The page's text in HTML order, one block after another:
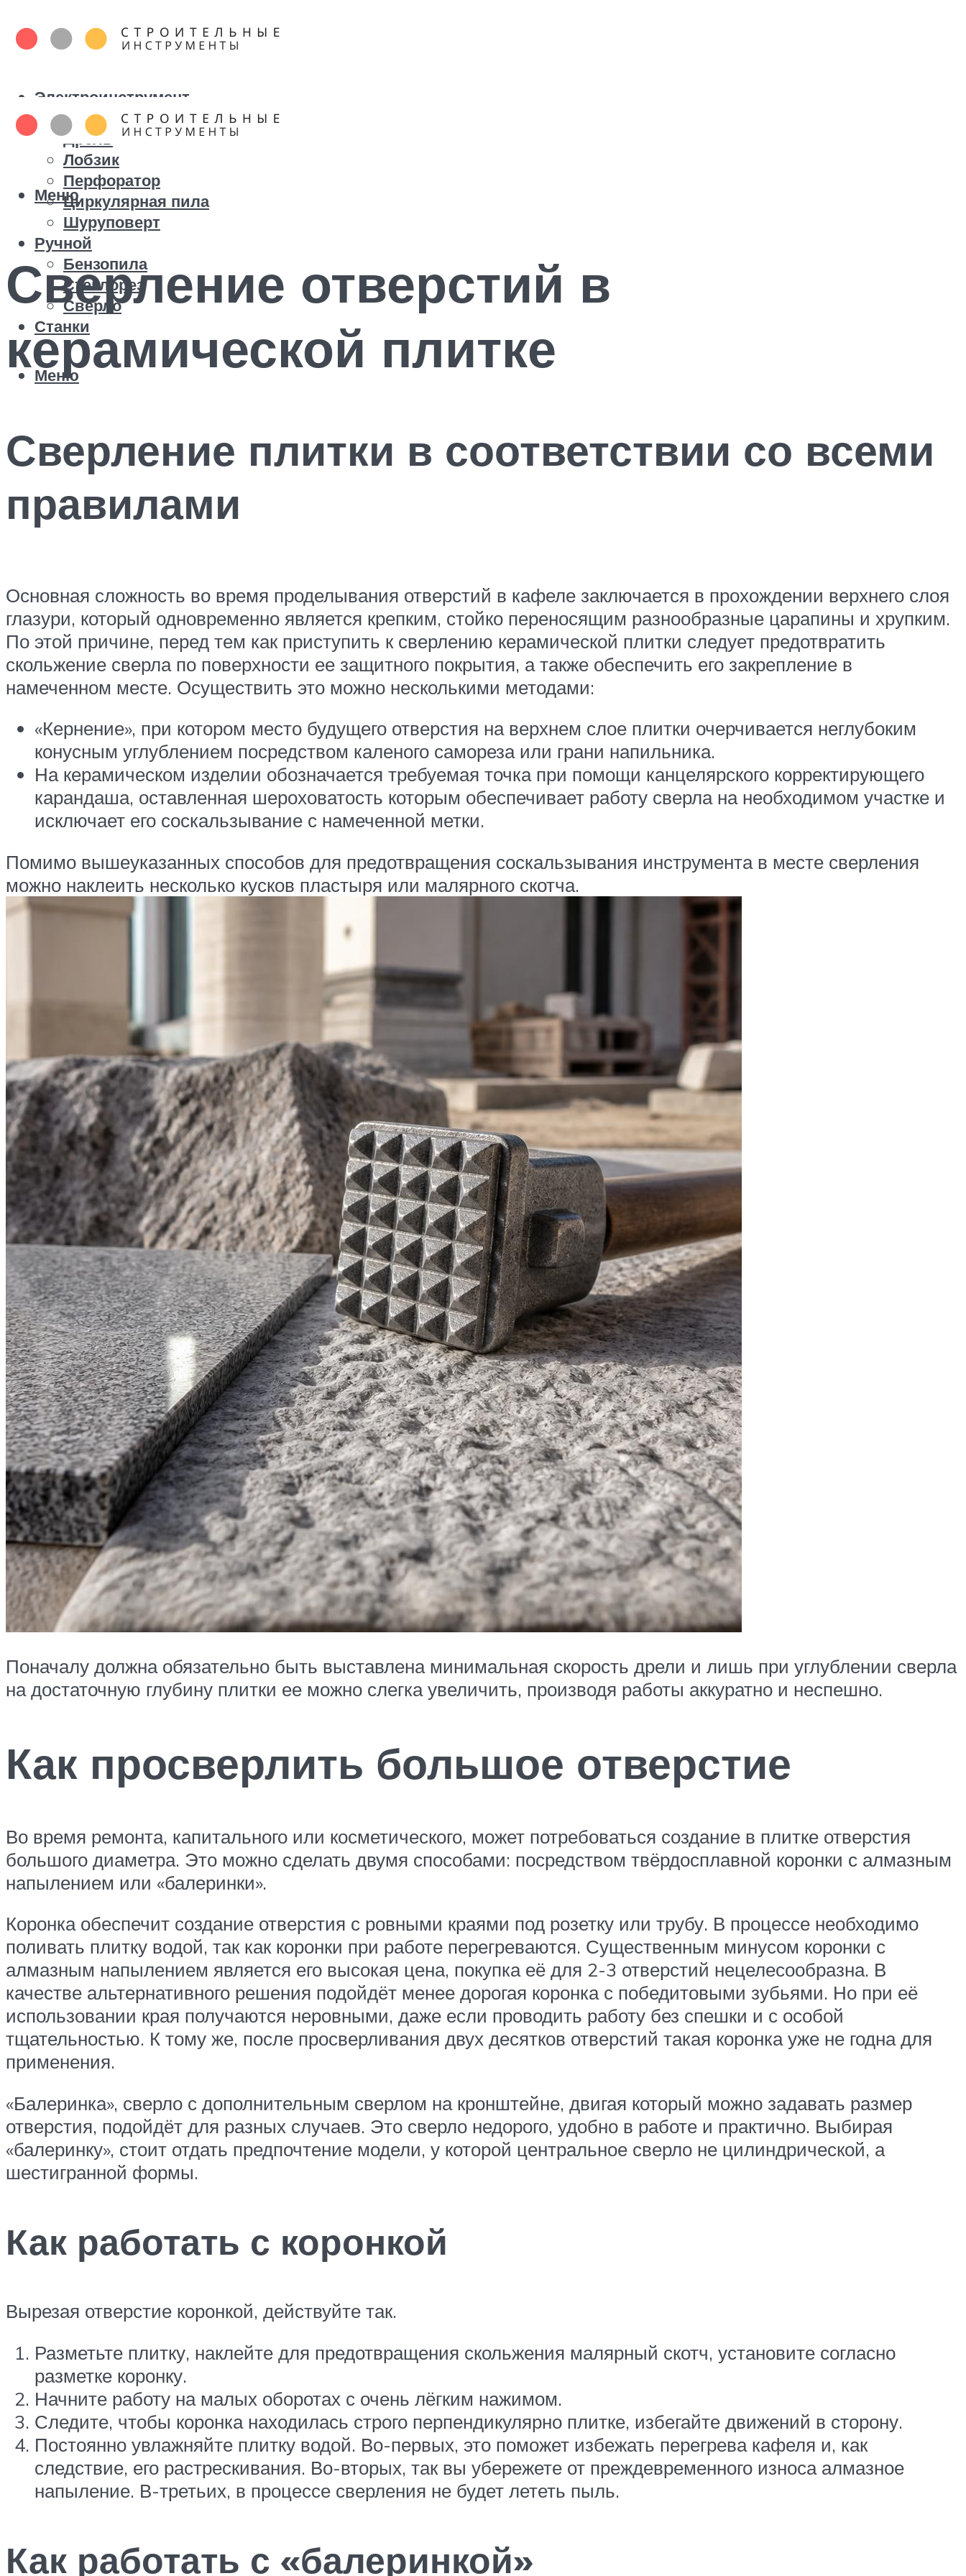
Электроинструмент
Болгарка
Дрель
Лобзик
Перфоратор
Циркулярная пила
Шуруповерт
Ручной
Бензопила
Стеклорез
Сверло
Станки
Меню
Меню
Сверление отверстий в
керамической плитке
Сверление плитки в соответствии со всеми
правилами
Основная сложность во время проделывания отверстий в кафеле заключается в прохождении верхнего слоя
глазури, который одновременно является крепким, стойко переносящим разнообразные царапины и хрупким.
По этой причине, перед тем как приступить к сверлению керамической плитки следует предотвратить
скольжение сверла по поверхности ее защитного покрытия, а также обеспечить его закрепление в
намеченном месте. Осуществить это можно несколькими методами:
«Кернение», при котором место будущего отверстия на верхнем слое плитки очерчивается неглубоким
конусным углублением посредством каленого самореза или грани напильника.
На керамическом изделии обозначается требуемая точка при помощи канцелярского корректирующего
карандаша, оставленная шероховатость которым обеспечивает работу сверла на необходимом участке и
исключает его соскальзывание с намеченной метки.
Помимо вышеуказанных способов для предотвращения соскальзывания инструмента в месте сверления
можно наклеить несколько кусков пластыря или малярного скотча.
Поначалу должна обязательно быть выставлена минимальная скорость дрели и лишь при углублении сверла
на достаточную глубину плитки ее можно слегка увеличить, производя работы аккуратно и неспешно.
Как просверлить большое отверстие
Во время ремонта, капитального или косметического, может потребоваться создание в плитке отверстия
большого диаметра. Это можно сделать двумя способами: посредством твёрдосплавной коронки с алмазным
напылением или «балеринки».
Коронка обеспечит создание отверстия с ровными краями под розетку или трубу. В процессе необходимо
поливать плитку водой, так как коронки при работе перегреваются. Существенным минусом коронки с
алмазным напылением является его высокая цена, покупка её для 2-3 отверстий нецелесообразна. В
качестве альтернативного решения подойдёт менее дорогая коронка с победитовыми зубьями. Но при её
использовании края получаются неровными, даже если проводить работу без спешки и с особой
тщательностью. К тому же, после просверливания двух десятков отверстий такая коронка уже не годна для
применения.
«Балеринка», сверло с дополнительным сверлом на кронштейне, двигая который можно задавать размер
отверстия, подойдёт для разных случаев. Это сверло недорого, удобно в работе и практично. Выбирая
«балеринку», стоит отдать предпочтение модели, у которой центральное сверло не цилиндрической, а
шестигранной формы.
Как работать с коронкой
Вырезая отверстие коронкой, действуйте так.
Разметьте плитку, наклейте для предотвращения скольжения малярный скотч, установите согласно
разметке коронку.
Начните работу на малых оборотах с очень лёгким нажимом.
Следите, чтобы коронка находилась строго перпендикулярно плитке, избегайте движений в сторону.
Постоянно увлажняйте плитку водой. Во-первых, это поможет избежать перегрева кафеля и, как
следствие, его растрескивания. Во-вторых, так вы убережете от преждевременного износа алмазное
напыление. В-третьих, в процессе сверления не будет лететь пыль.
Как работать с «балеринкой»